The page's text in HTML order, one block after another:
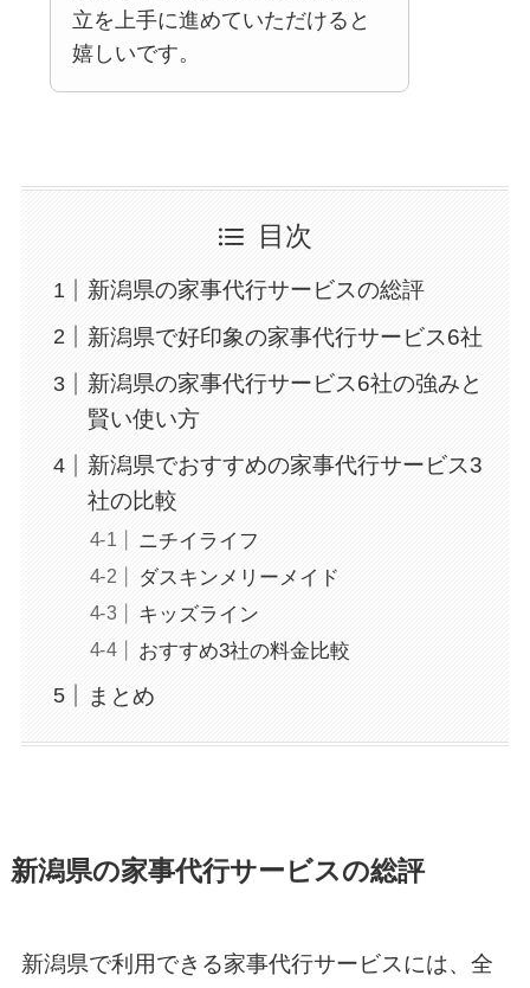
立を上手に進めていただけると
嬉しいです。
目次
新潟県の家事代行サービスの総評
新潟県で好印象の家事代行サービス6社
新潟県の家事代行サービス6社の強みと
賢い使い方
新潟県でおすすめの家事代行サービス3
社の比較
ニチイライフ
ダスキンメリーメイド
キッズライン
おすすめ3社の料金比較
まとめ
新潟県の家事代行サービスの総評
新潟県で利用できる家事代行サービスには、全